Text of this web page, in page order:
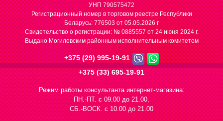
УНП 790575472
Регистрационный номер в торговом реестре Республики
Беларусь: 776503 от 05.05.2026 г
Cвидетельство о регистрации: № 0885557 от 24 июня 2024 г.
Выдано Могилевским районным исполнительным комитетом
+375 (29) 995-19-91
+375 (33) 695-19-91
Режим работы консультанта интернет-магазина:
ПН.-ПТ. с 09.00 до 21.00,
СБ.-ВОСК. с 10.00 до 21.00